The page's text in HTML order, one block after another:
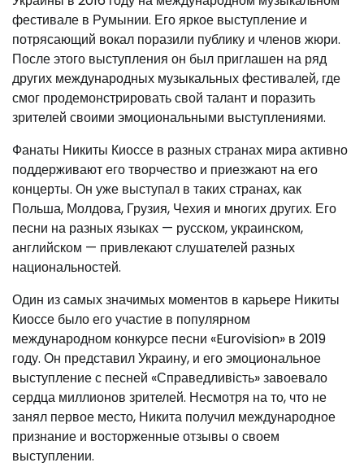
фестивале в Румынии. Его яркое выступление и
потрясающий вокал поразили публику и членов жюри.
После этого выступления он был приглашен на ряд
других международных музыкальных фестивалей, где
смог продемонстрировать свой талант и поразить
зрителей своими эмоциональными выступлениями.
Фанаты Никиты Киоссе в разных странах мира активно
поддерживают его творчество и приезжают на его
концерты. Он уже выступал в таких странах, как
Польша, Молдова, Грузия, Чехия и многих других. Его
песни на разных языках — русском, украинском,
английском — привлекают слушателей разных
национальностей.
Один из самых значимых моментов в карьере Никиты
Киоссе было его участие в популярном
международном конкурсе песни «Eurovision» в 2019
году. Он представил Украину, и его эмоциональное
выступление с песней «Справедливість» завоевало
сердца миллионов зрителей. Несмотря на то, что не
занял первое место, Никита получил международное
признание и восторженные отзывы о своем
выступлении.